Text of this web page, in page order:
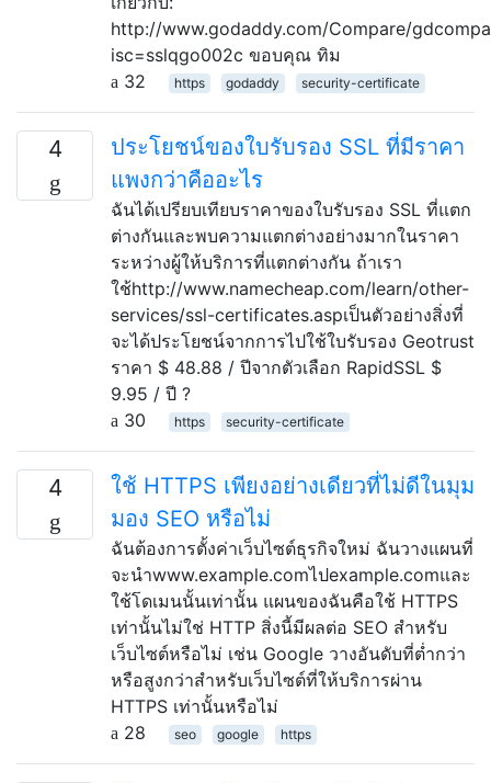
http://www.godaddy.com/Compare/
isc=sslqgo002c ขอบคุณ ทิม
32
https godaddy security-certificate
4
ประโยชน์ของใบรับรอง SSL ที่มีราคา
แพงกว่าคืออะไร
ฉันได้เปรียบเทียบราคาของใบรับรอง SSL ที่แตก
ต่างกันและพบความแตกต่างอย่างมากในราคา
ระหว่างผู้ให้บริการที่แตกต่างกัน ถ้าเรา
ใช้http://www.namecheap.com/learn/other-
services/ssl-certificates.aspเป็นตัวอย่างสิ่งที่
จะได้ประโยชน์จากการไปใช้ใบรับรอง Geotrust
ราคา $ 48.88 / ปีจากตัวเลือก RapidSSL $
9.95 / ปี ?
30
https security-certificate
4
ใช้ HTTPS เพียงอย่างเดียวที่ไม่ดีในมุม
มอง SEO หรือไม่
ฉันต้องการตั้งค่าเว็บไซต์ธุรกิจใหม่ ฉันวางแผนที่
จะนำwww.example.comไปexample.comและ
ใช้โดเมนนั้นเท่านั้น แผนของฉันคือใช้ HTTPS
เท่านั้นไม่ใช่ HTTP สิ่งนี้มีผลต่อ SEO สำหรับ
เว็บไซต์หรือไม่ เช่น Google วางอันดับที่ต่ำกว่า
หรือสูงกว่าสำหรับเว็บไซต์ที่ให้บริการผ่าน
HTTPS เท่านั้นหรือไม่
28
seo google https